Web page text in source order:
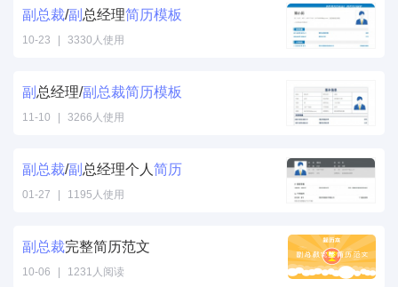
副 总裁/副 总经理简历模板
10-23 3330人使用
副 总经理/副 总裁简历模板
11-10 3266人使用
副 总裁/副 总经理个人 简历
01-27 1195人使用
副 总裁完整简历范文
10-06 1231人阅读